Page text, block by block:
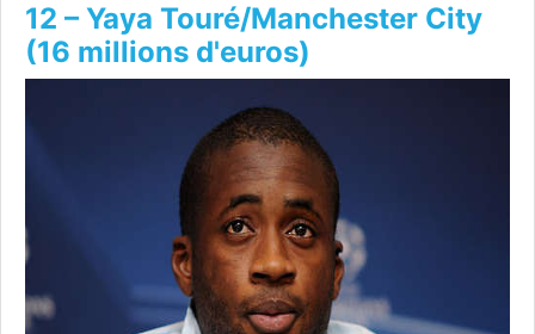
12 – Yaya Touré/Manchester City
(16 millions d'euros)